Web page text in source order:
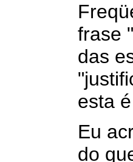
frase
das
esta
Eu
do